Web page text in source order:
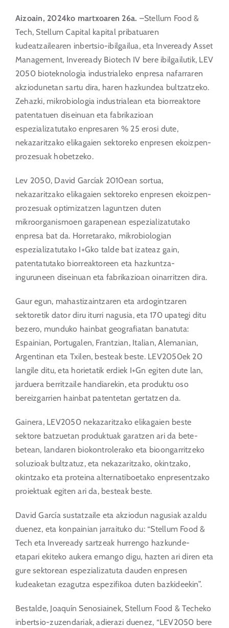
Aizoain, 2024ko martxoaren 26a. –Stellum Food &
Tech, Stellum Capital kapital pribatuaren
kudeatzailearen inbertsio-ibilgailua, eta Inveready Asset
Management, Inveready Biotech IV bere ibilgailutik, LEV
2050 bioteknologia industrialeko enpresa nafarraren
akziodunetan sartu dira, haren hazkundea bultzatzeko.
Zehazki, mikrobiologia industrialean eta biorreaktore
patentatuen diseinuan eta fabrikazioan
espezializatutako enpresaren % 25 erosi dute,
nekazaritzako elikagaien sektoreko enpresen ekoizpen-
prozesuak hobetzeko.
Lev 2050, David Garcíak 2010ean sortua,
nekazaritzako elikagaien sektoreko enpresen ekoizpen-
prozesuak optimizatzen laguntzen duten
mikroorganismoen garapenean espezializatutako
enpresa bat da. Horretarako, mikrobiologian
espezializatutako I+Gko talde bat izateaz gain,
patentatutako biorreaktoreen eta hazkuntza-
inguruneen diseinuan eta fabrikazioan oinarritzen dira.
Gaur egun, mahastizaintzaren eta ardogintzaren
sektoretik dator diru iturri nagusia, eta 170 upategi ditu
bezero, munduko hainbat geografiatan banatuta:
Espainian, Portugalen, Frantzian, Italian, Alemanian,
Argentinan eta Txilen, besteak beste. LEV2050ek 20
langile ditu, eta horietatik erdiek I+Gn egiten dute lan,
jarduera berritzaile handiarekin, eta produktu oso
bereizgarrien hainbat patentetan gertatzen da.
Gainera, LEV2050 nekazaritzako elikagaien beste
sektore batzuetan produktuak garatzen ari da bete-
betean, landaren biokontrolerako eta bioongarritzeko
soluzioak bultzatuz, eta nekazaritzako, okintzako,
okintzako eta proteina alternatiboetako enpresentzako
proiektuak egiten ari da, besteak beste.
David García sustatzaile eta akziodun nagusiak azaldu
duenez, eta konpainian jarraituko du: “Stellum Food &
Tech eta Inveready sartzeak hurrengo hazkunde-
etapari ekiteko aukera emango digu, hazten ari diren eta
gure sektorean espezializatuta dauden enpresen
kudeaketan ezagutza espezifikoa duten bazkideekin”.
Bestalde, Joaquín Senosiainek, Stellum Food & Techeko
inbertsio-zuzendariak, adierazi duenez, “LEV2050 bere